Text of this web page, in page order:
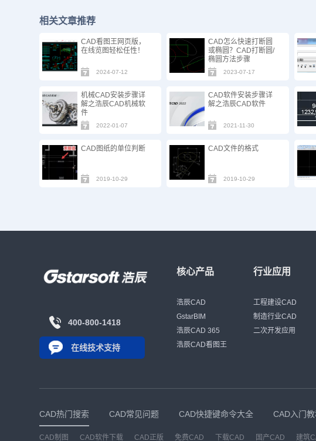
相关文章推荐
CAD看图王网页版，
在线览图轻松任性！
2024-07-12
CAD怎么快速打断圆
或椭圆？CAD打断圆/
椭圆方法步骤
2023-07-17
机械CAD安装步骤详
解之浩辰CAD机械软
件
2022-01-07
CAD软件安装步骤详
解之浩辰CAD软件
2021-11-30
CAD图纸的单位判断
2019-10-29
CAD文件的格式
2019-10-29
400-800-1418
在线技术支持
核心产品
浩辰CAD
GstarBIM
浩辰CAD 365
浩辰CAD看图王
行业应用
工程建设CAD
制造行业CAD
二次开发应用
CAD热门搜索 CAD常见问题 CAD快捷键命令大全 CAD入门教
CAD制图 CAD软件下载 CAD正版 免费CAD 下载CAD 国产CAD 建筑